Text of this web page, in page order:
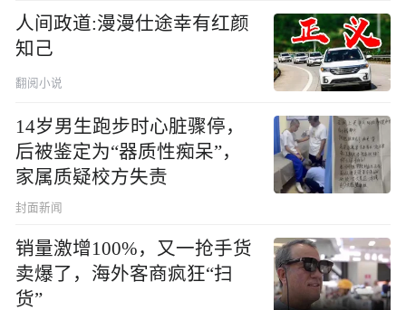
人间政道:漫漫仕途幸有红颜
知己
翻阅小说
14岁男生跑步时心脏骤停，
后被鉴定为“器质性痴呆”，
家属质疑校方失责
封面新闻
销量激增100%，又一抢手货
卖爆了，海外客商疯狂“扫
货”